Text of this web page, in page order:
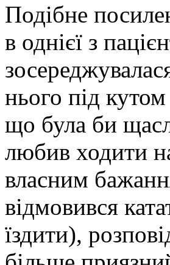
Подібне
в однієї з
нього під
що була би
любив ходити
власним
відмовився
їздити),